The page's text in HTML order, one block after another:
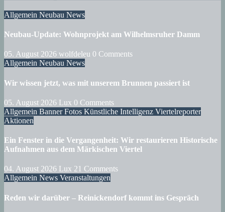
Allgemein Neubau News
Neubau-Update: Wohnprojekt am Wilhelmsruher Damm
05. August 2026 wolfdeleu 0 Comments
Allgemein Neubau News
Wir wissen jetzt, was mit unserem Brunnen passiert ist
05. August 2026 Lux 0 Comments
Allgemein BannerFotos Künstliche Intelligenz Viertelreporter
Aktionen
Ein Fenster in die Vergangenheit: Wir restaurieren Historische
Aufnahmen aus dem Märkischen Viertel
04. August 2026 Lux 21 Comments
Allgemein News Veranstaltungen
Reden wir darüber – Reinickendorf kommt ins Gespräch